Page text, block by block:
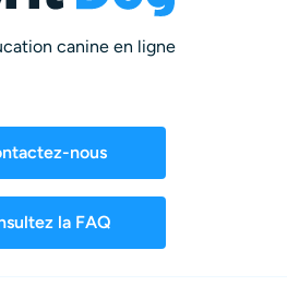
canine en ligne
nous
la FAQ